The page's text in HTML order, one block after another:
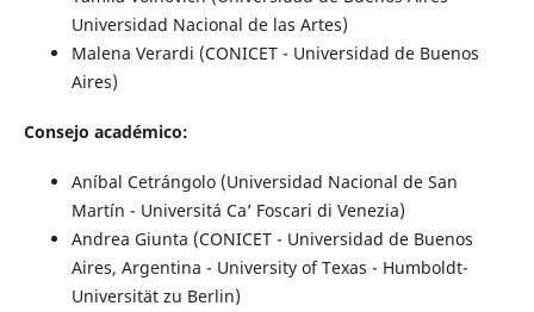
Universidad Nacional de las Artes)
Malena Verardi (CONICET - Universidad de Buenos
Aires)
Consejo académico:
Aníbal Cetrángolo (Universidad Nacional de San
Martín - Universitá Ca’ Foscari di Venezia)
Andrea Giunta (CONICET - Universidad de Buenos
Aires, Argentina - University of Texas - Humboldt-
Universität zu Berlin)